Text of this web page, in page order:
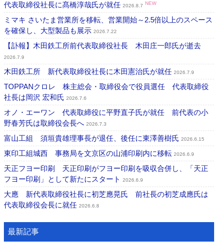
代表取締役社長に髙橋淳哉氏が就任 2026.8.7 NEW
ミマキ さいたま営業所を移転、営業開始～2.5倍以上のスペース
を確保し、大型製品も展示 2026.7.22
【訃報】木田鉄工所前代表取締役社長 木田庄一郎氏が逝去
2026.7.9
木田鉄工所 新代表取締役社長に木田憲治氏が就任 2026.7.9
TOPPANクロレ 株主総会・取締役会で役員選任 代表取締役
社長は岡沢 宏和氏 2026.7.6
オノ・エーワン 代表取締役に平野直子氏が就任 前代表の小
野春芳氏は取締役会長へ 2026.7.3
富山工組 須垣貴雄理事長が退任、後任に東澤善樹氏 2026.6.15
東印工組城西 事務局を文京区の山浦印刷内に移転 2026.6.9
天正フヨー印刷 天正印刷がフヨー印刷を吸収合併し、「天正
フヨー印刷」として新たにスタート
2026.6.9
大應 新代表取締役社長に初芝應晃氏 前社長の初芝成應氏は
代表取締役会長に就任 2026.6.8
最新記事